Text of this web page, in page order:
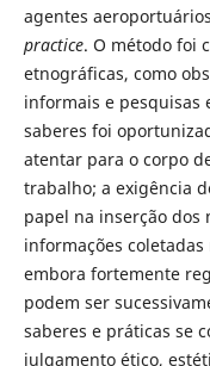
agentes
practice. O método foi
etnográficas, como
informais e pesquisas
saberes foi
atentar para o corpo
trabalho; a exigência
papel na inserção dos
informações
embora fortemente
podem ser
saberes e práticas se
julgamento ético,